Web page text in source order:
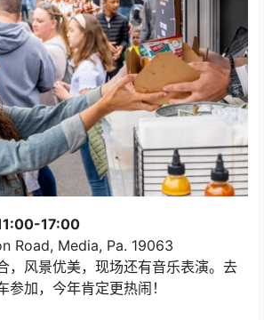
17:00
Road, Media, Pa. 19063
，风景优美，现场还有音乐表演。去
参加，今年肯定更热闹！